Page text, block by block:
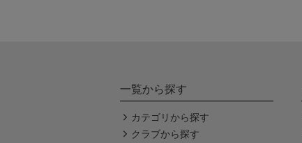
一覧から探す
カテゴリから探す
クラブから探す